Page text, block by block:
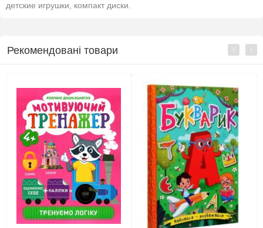
детские игрушки, компакт диски.
Рекомендовані товари